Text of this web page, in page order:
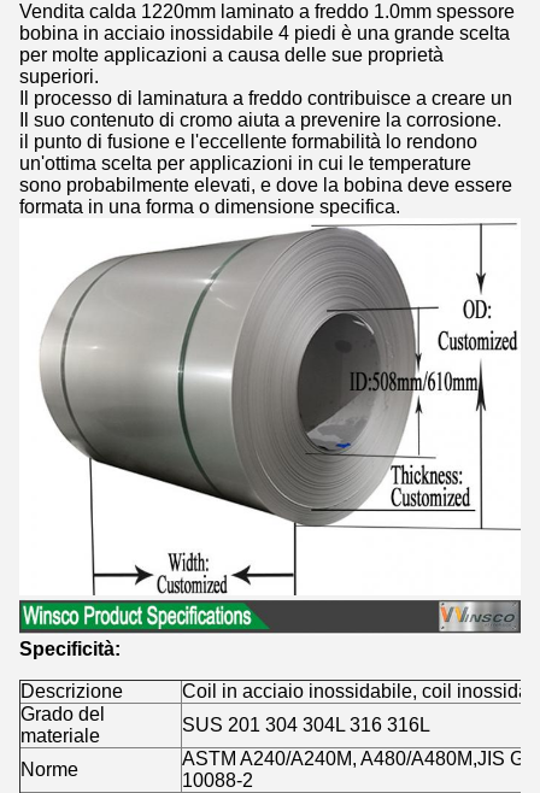
Vendita calda 1220mm laminato a freddo 1.0mm spessore
bobina in acciaio inossidabile 4 piedi è una grande scelta
per molte applicazioni a causa delle sue proprietà
superiori.
Il processo di laminatura a freddo contribuisce a creare un
Il suo contenuto di cromo aiuta a prevenire la corrosione.
il punto di fusione e l'eccellente formabilità lo rendono
un'ottima scelta per applicazioni in cui le temperature
sono probabilmente elevati, e dove la bobina deve essere
formata in una forma o dimensione specifica.
Specificità:
Descrizione
Coil in acciaio inossidabile, coil
Grado del
materiale
SUS 201 304 304L 316 316L
Norme
ASTM A240/A240M, A480/A480M,JIS
10088-2